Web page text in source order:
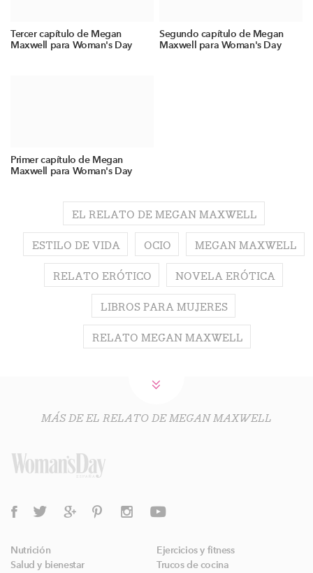
Tercer capítulo de Megan
Maxwell para Woman's Day
Segundo capítulo de Megan
Maxwell para Woman's Day
Primer capítulo de Megan
Maxwell para Woman's Day
EL RELATO DE MEGAN MAXWELL
ESTILO DE VIDA OCIO MEGAN MAXWELL
RELATO ERÓTICO NOVELA ERÓTICA
LIBROS PARA MUJERES
RELATO MEGAN MAXWELL
MÁS DE EL RELATO DE MEGAN MAXWELL
Nutrición
Ejercicios y fitness
Salud y bienestar
Trucos de cocina